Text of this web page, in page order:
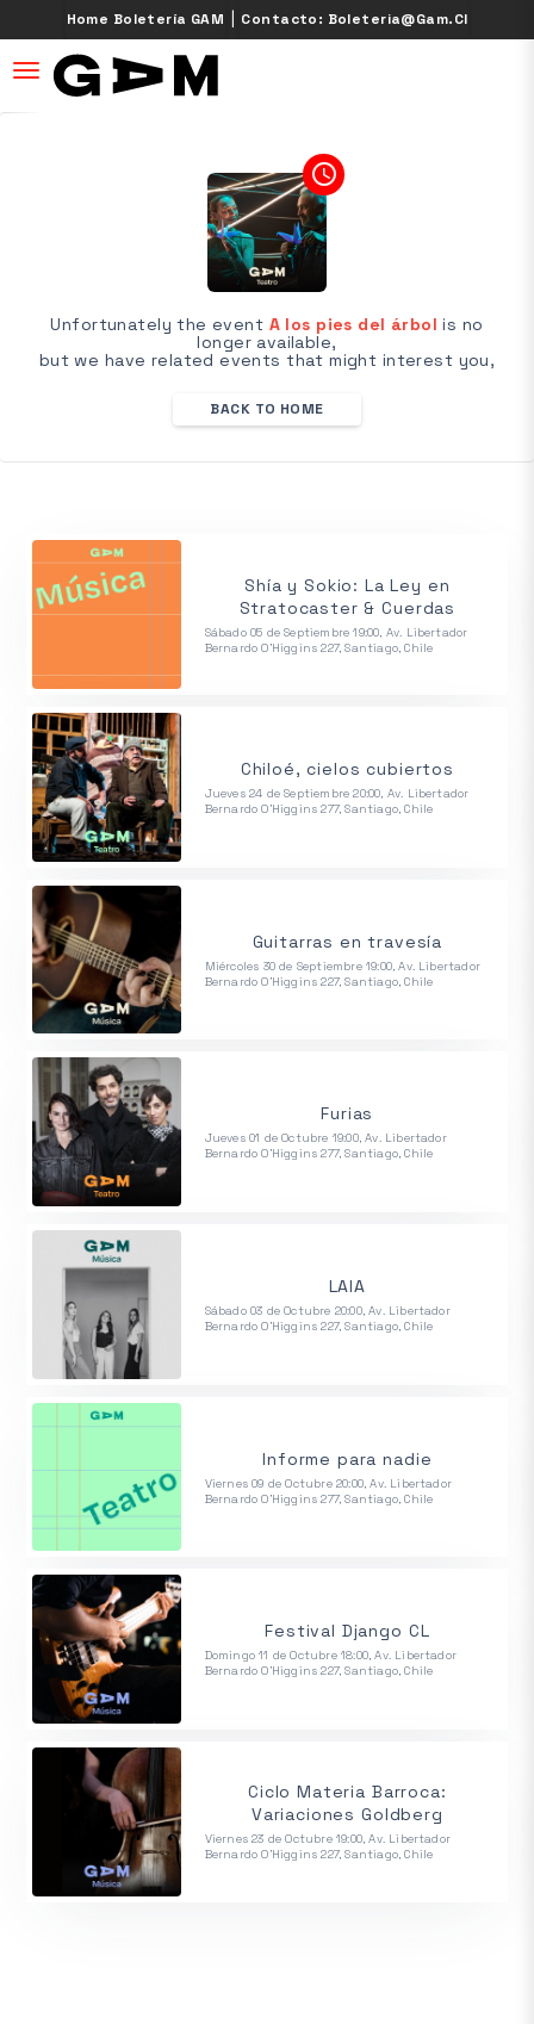
Home Boletería GAM | Contacto: Boleteria@gam.cl
desplegar navegación
access_time
Unfortunately the event A los pies del árbolis no
longer available,
but we have related events that might interest you,
BACK TO HOME
Shía y Sokio: La Ley en
Stratocaster & Cuerdas
Sábado 05 de Septiembre 19:00, Av. Libertador
Bernardo O'Higgins 227, Santiago, Chile
Chiloé, cielos cubiertos
Jueves 24 de Septiembre 20:00, Av. Libertador
Bernardo O'Higgins 277, Santiago, Chile
Guitarras en travesía
Miércoles 30 de Septiembre 19:00, Av. Libertador
Bernardo O'Higgins 227, Santiago, Chile
Furias
Jueves 01 de Octubre 19:00, Av. Libertador
Bernardo O'Higgins 277, Santiago, Chile
LAIA
Sábado 03 de Octubre 20:00, Av. Libertador
Bernardo O'Higgins 227, Santiago, Chile
Informe para nadie
Viernes 09 de Octubre 20:00, Av. Libertador
Bernardo O'Higgins 277, Santiago, Chile
Festival Django CL
Domingo 11 de Octubre 18:00, Av. Libertador
Bernardo O'Higgins 227, Santiago, Chile
Ciclo Materia Barroca:
Variaciones Goldberg
Viernes 23 de Octubre 19:00, Av. Libertador
Bernardo O'Higgins 227, Santiago, Chile